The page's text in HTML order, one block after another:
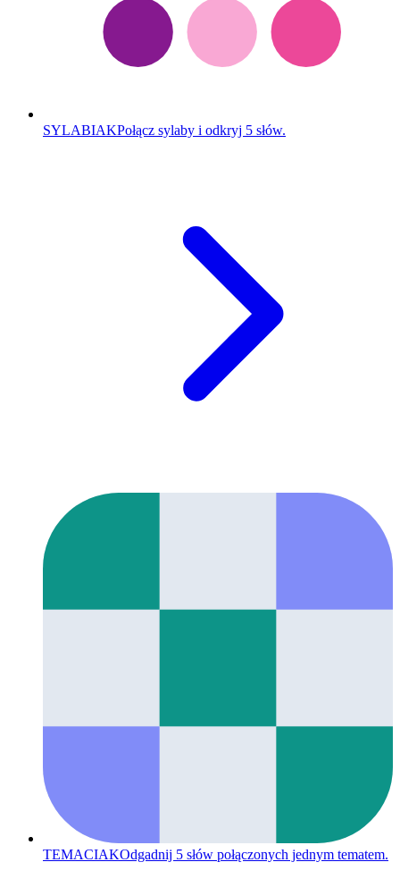
SYLABIAKPołącz sylaby i odkryj 5 słów.
TEMACIAKOdgadnij 5 słów połączonych jednym tematem.